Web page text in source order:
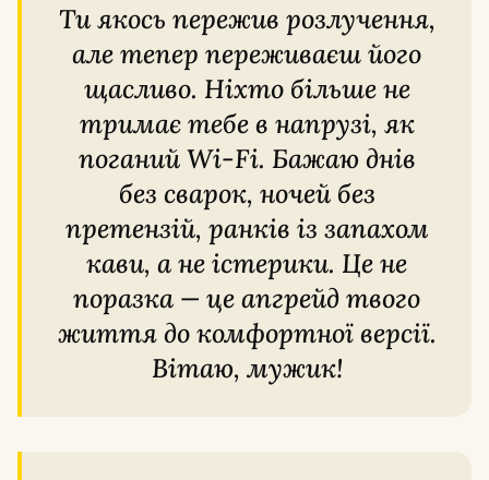
Ти якось пережив розлучення,
але тепер переживаєш його
щасливо. Ніхто більше не
тримає тебе в напрузі, як
поганий Wi-Fi. Бажаю днів
без сварок, ночей без
претензій, ранків із запахом
кави, а не істерики. Це не
поразка — це апгрейд твого
життя до комфортної версії.
Вітаю, мужик!